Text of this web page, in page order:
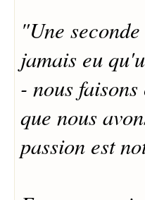
"Une
jamais eu
- nous
que nous
passion est